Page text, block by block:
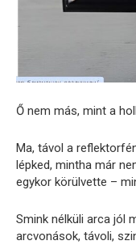
Ő nem más, mint a
Ma, távol a
lépked, mintha már
egykor körülvette –
Smink nélküli arca jól
arcvonások, távoli,